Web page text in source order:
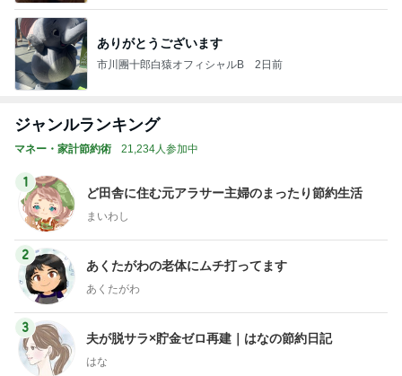
ありがとうございます
市川團十郎白猿オフィシャルB 2日前
ジャンルランキング
マネー・家計節約術 21,234人参加中
1
ど田舎に住む元アラサー主婦のまったり節約生活
まいわし
2
あくたがわの老体にムチ打ってます
あくたがわ
3
夫が脱サラ×貯金ゼロ再建｜はなの節約日記
はな